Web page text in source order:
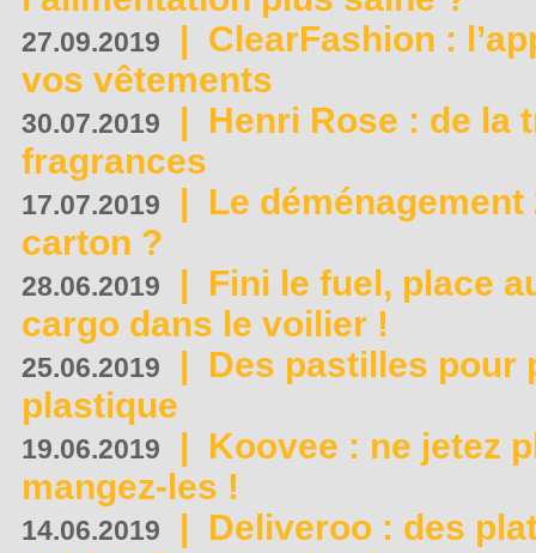
27.09.2019 | ClearFashion :
vos vêtements
30.07.2019 | Henri Rose : de la
fragrances
17.07.2019 | Le
carton ?
28.06.2019 | Fini le fuel, place
cargo dans le voilier !
25.06.2019 | Des pastilles pour
plastique
19.06.2019 | Koovee : ne jetez
mangez-les !
14.06.2019 | Deliveroo : des